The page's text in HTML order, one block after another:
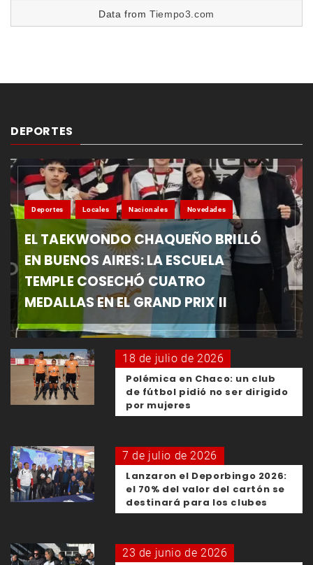
Data fromTiempo3.com
DEPORTES
Deportes Locales Nacionales Novedades
EL TAEKWONDO CHAQUEÑO BRILLÓ
EN BUENOS AIRES: LA ESCUELA
TEMPLE COSECHÓ CUATRO
MEDALLAS EN EL GRAND PRIX II
18 de julio de 2026
Polémica en Chaco: un club
de fútbol pidió no ser dirigido
por mujeres
7 de julio de 2026
Lanzaron el Deporbingo 2026:
el 70% del valor del cartón se
destinará para los clubes
23 de junio de 2026